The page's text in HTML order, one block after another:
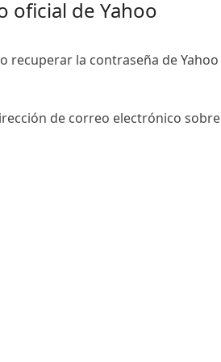
oficial de Yahoo
recuperar la contraseña de Yahoo
de correo electrónico sobre